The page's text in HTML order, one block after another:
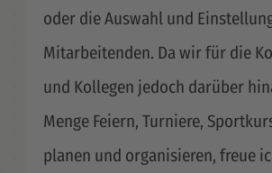
oder die Auswahl und
Mitarbeitenden. Da wir für die
und Kollegen jedoch darüber
Menge Feiern, Turniere,
planen und organisieren, freue